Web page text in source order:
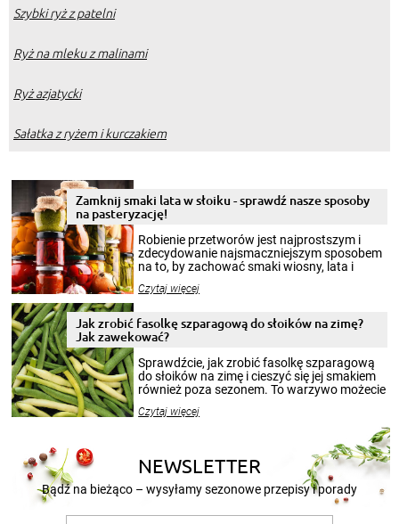
Szybki ryż z patelni
Ryż na mleku z malinami
Ryż azjatycki
Sałatka z ryżem i kurczakiem
Zamknij smaki lata w słoiku - sprawdź nasze sposoby
na pasteryzację!
Robienie przetworów jest najprostszym i
zdecydowanie najsmaczniejszym sposobem
na to, by zachować smaki wiosny, lata i
krajobrazów, by cieszyć nimi oko w sezonie
pełni poczuć atmosferę cieplejszych
miesięcy. Przygotowanie słoików ze
patenty, które pozwolą zachować świeżość
przetworów.
Czytaj więcej
Jak zrobić fasolkę szparagową do słoików na zimę?
Jak zawekować?
Sprawdźcie, jak zrobić fasolkę szparagową
do słoików na zimę i cieszyć się jej smakiem
również poza sezonem. To warzywo możecie
nasze propozycje!
Czytaj więcej
NEWSLETTER
Bądź na bieżąco – wysyłamy sezonowe przepisy i porady